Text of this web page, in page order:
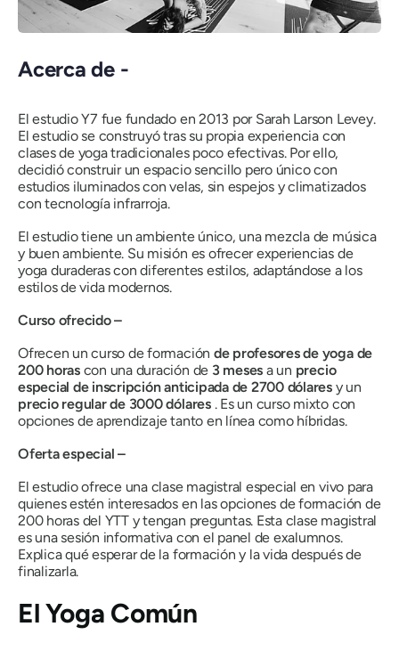
Acerca de -
El estudio Y7 fue fundado en 2013 por Sarah Larson Levey.
El estudio se construyó tras su propia experiencia con
clases de yoga tradicionales poco efectivas. Por ello,
decidió construir un espacio sencillo pero único con
estudios iluminados con velas, sin espejos y climatizados
con tecnología infrarroja.
El estudio tiene un ambiente único, una mezcla de música
y buen ambiente. Su misión es ofrecer experiencias de
yoga duraderas con diferentes estilos, adaptándose a los
estilos de vida modernos.
Curso ofrecido –
Ofrecen un curso de formación de profesores de yoga de
200 horascon una duración de 3 meses a un precio
especial de inscripción anticipada de 2700 dólares y un
precio regular de 3000 dólares. Es un curso mixto con
opciones de aprendizaje tanto en línea como híbridas.
Oferta especial –
El estudio ofrece una clase magistral especial en vivo para
quienes estén interesados ​​en las opciones de formación de
200 horas del YTT y tengan preguntas. Esta clase magistral
es una sesión informativa con el panel de exalumnos.
Explica qué esperar de la formación y la vida después de
finalizarla.
El Yoga Común